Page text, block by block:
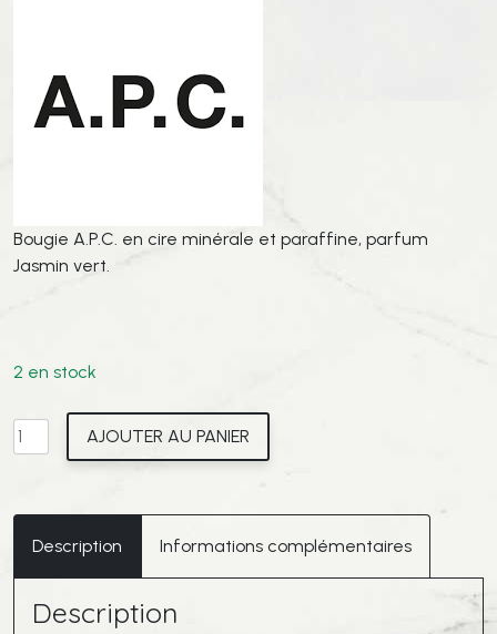
Bougie A.P.C. en cire minérale et paraffine, parfum
Jasmin vert.
2 en stock
quantité
de
Bougie
N°2
AJOUTER AU PANIER
Description Informations complémentaires
Description